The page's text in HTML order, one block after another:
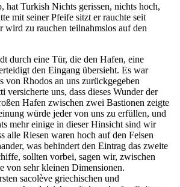
hat Turkish Nichts gerissen, nichts hoch,
mit seiner Pfeife sitzt er rauchte seit
wird zu rauchen teilnahmslos auf den
durch eine Tür, die den Hafen, eine
den Eingang übersieht. Es war
von Rhodos an uns zurückgegeben
versicherte uns, dass dieses Wunder der
Hafen zwischen zwei Bastionen zeigte
würde jeder von uns zu erfüllen, und
mehr einige in dieser Hinsicht sind wir
alle Riesen waren hoch auf den Felsen
was behindert den Eintrag das zweite
sollten vorbei, sagen wir, zwischen
von sehr kleinen Dimensionen.
sacolève griechischen und